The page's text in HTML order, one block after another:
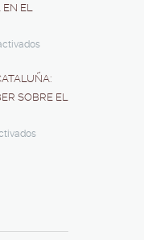
EN EL
SOBRE EL